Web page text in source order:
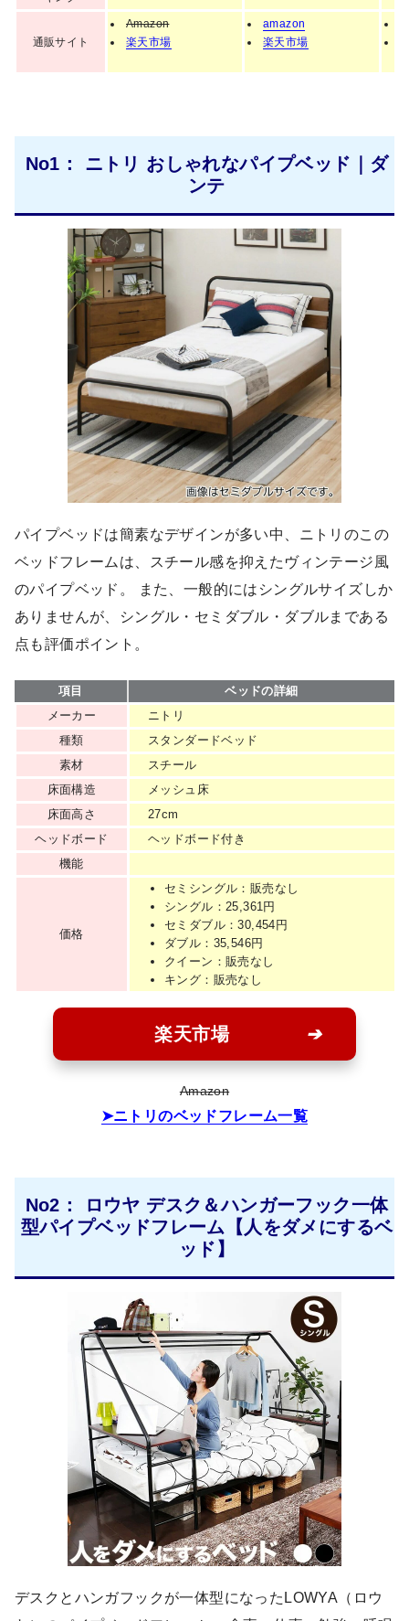
通販サイト
Amazon
楽天市場
amazon
楽天市場
No1： ニトリ おしゃれなパイプベッド｜ダ
ンテ
パイプベッドは簡素なデザインが多い中、ニトリのこの
ベッドフレームは、スチール感を抑えたヴィンテージ風
のパイプベッド。 また、一般的にはシングルサイズしか
ありませんが、シングル・セミダブル・ダブルまである
点も評価ポイント。
項目
ベッドの詳細
メーカー
ニトリ
種類
スタンダードベッド
素材
スチール
床面構造
メッシュ床
床面高さ
27cm
ヘッドボード
ヘッドボード付き
機能
価格
セミシングル：販売なし
シングル：25,361円
セミダブル：30,454円
ダブル：35,546円
クイーン：販売なし
キング：販売なし
楽天市場
Amazon
ニトリのベッドフレーム一覧
No2： ロウヤ デスク＆ハンガーフック一体
型パイプベッドフレーム【人をダメにするベ
ッド】
デスクとハンガフックが一体型になったLOWYA（ロウ